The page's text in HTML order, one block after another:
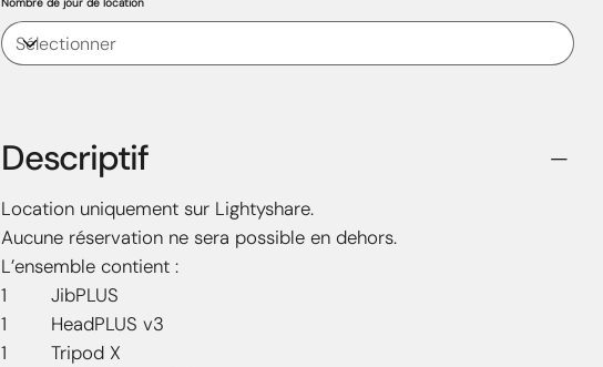
Nombre de jour de location
Descriptif
Location uniquement sur Lightyshare.
Aucune réservation ne sera possible en dehors.
L’ensemble contient :
1 JibPLUS
1 HeadPLUS v3
1 Tripod X